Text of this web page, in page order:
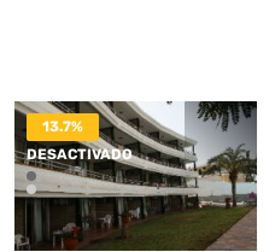
13.7%
DESACTIVADO